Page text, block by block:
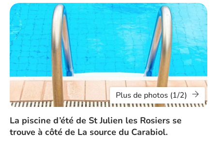
Plus de photos (1/2)
La piscine d’été de St Julien les Rosiers se
trouve à côté de La source du Carabiol.